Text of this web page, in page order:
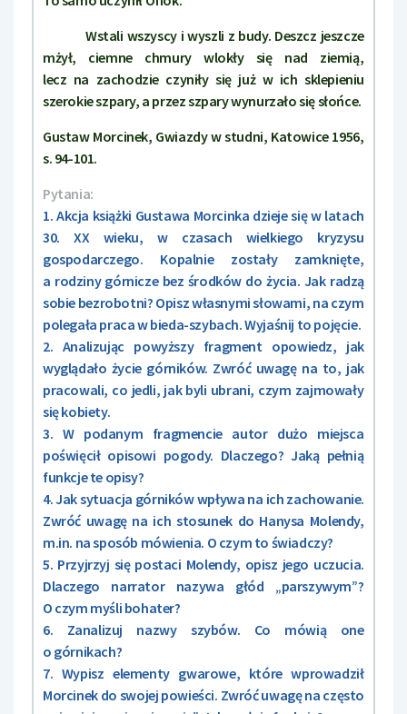
Wstali wszyscy i wyszli z budy. Deszcz jeszcze
mżył, ciemne chmury wlokły się nad ziemią,
lecz na zachodzie czyniły się już w ich sklepieniu
szerokie szpary, a przez szpary wynurzało się słońce.
Gustaw Morcinek, Gwiazdy w studni, Katowice 1956,
s. 94-101.
Pytania:
1. Akcja książki Gustawa Morcinka dzieje się w latach
30. XX wieku, w czasach wielkiego kryzysu
gospodarczego. Kopalnie zostały zamknięte,
a rodziny górnicze bez środków do życia. Jak radzą
sobie bezrobotni? Opisz własnymi słowami, na czym
polegała praca w bieda-szybach. Wyjaśnij to pojęcie.
2. Analizując powyższy fragment opowiedz, jak
wyglądało życie górników. Zwróć uwagę na to, jak
pracowali, co jedli, jak byli ubrani, czym zajmowały
się kobiety.
3. W podanym fragmencie autor dużo miejsca
poświęcił opisowi pogody. Dlaczego? Jaką pełnią
funkcje te opisy?
4. Jak sytuacja górników wpływa na ich zachowanie.
Zwróć uwagę na ich stosunek do Hanysa Molendy,
m.in. na sposób mówienia. O czym to świadczy?
5. Przyjrzyj się postaci Molendy, opisz jego uczucia.
Dlaczego narrator nazywa głód „parszywym”?
O czym myśli bohater?
6. Zanalizuj nazwy szybów. Co mówią one
o górnikach?
7. Wypisz elementy gwarowe, które wprowadził
Morcinek do swojej powieści. Zwróć uwagę na często